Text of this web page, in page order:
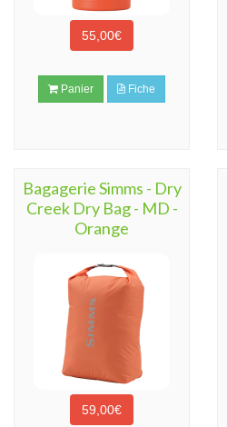
55,00€
Panier Fiche
Bagagerie Simms - Dry
Creek Dry Bag - MD -
Orange
59,00€